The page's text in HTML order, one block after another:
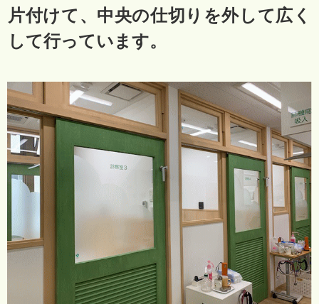
片付けて、中央の仕切りを外して広く
して行っています。